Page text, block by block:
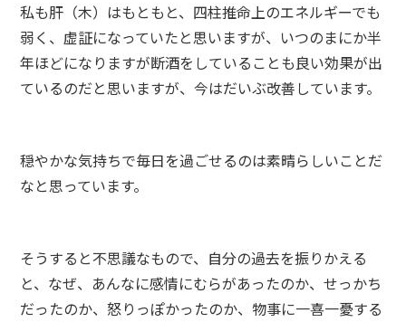
私も肝（木）はもともと、四柱推命上のエネルギーでも
弱く、虚証になっていたと思いますが、いつのまにか半
年ほどになりますが断酒をしていることも良い効果が出
ているのだと思いますが、今はだいぶ改善しています。
穏やかな気持ちで毎日を過ごせるのは素晴らしいことだ
なと思っています。
そうすると不思議なもので、自分の過去を振りかえる
と、なぜ、あんなに感情にむらがあったのか、せっかち
だったのか、怒りっぽかったのか、物事に一喜一憂する